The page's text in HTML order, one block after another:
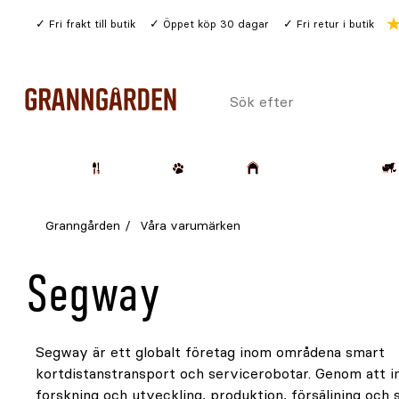
Fri frakt till butik Öppet köp 30 dagar Fri retur i butik
Sök
Granngården Våra varumärken
Segway
Segway är ett globalt företag inom områdena smart
kortdistanstransport och servicerobotar. Genom att
forskning och utveckling, produktion, försäljning och
extremt noggrann klippning. Den klipper med struktur och
precision istället för att röra sig slumpmässigt, vilket
mycket extremt effektiv. Med Navimow sparar du tid